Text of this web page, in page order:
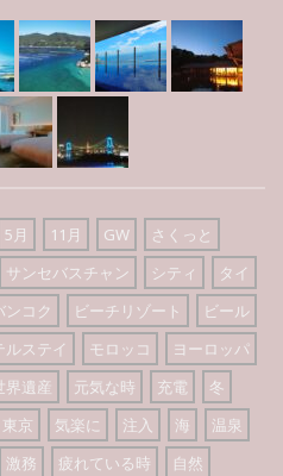
5月 11月 GW
さくっと
サンセバスチャン シティ
タイ
ンコク ビーチリゾート
ビール
ルステイ モロッコ
ヨーロッパ
界遺産 元気な時 充電
冬
東京 気楽に 注入 海
温泉
激務 疲れている時 自然